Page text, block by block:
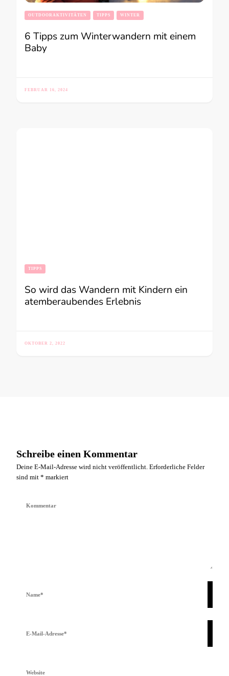
OUTDOORAKTIVITÄTEN TIPPS WINTER
6 Tipps zum Winterwandern mit einem
Baby
FEBRUAR 16, 2024
TIPPS
So wird das Wandern mit Kindern ein
atemberaubendes Erlebnis
OKTOBER 2, 2022
Schreibe einen Kommentar
Deine E-Mail-Adresse wird nicht veröffentlicht. Erforderliche Felder
sind mit * markiert